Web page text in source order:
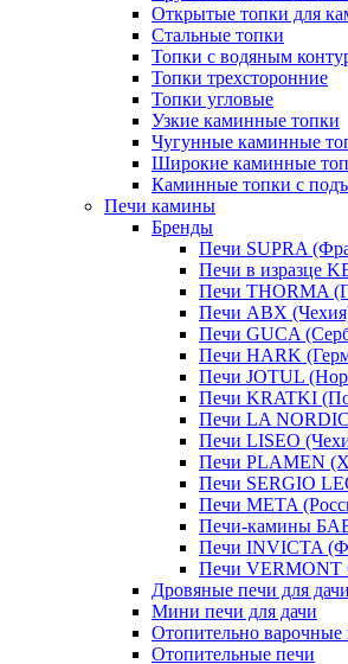
Открытые топки для
Стальные топки
Топки с водяным
Топки трехсторонние
Топки угловые
Узкие каминные топки
Чугунные каминные
Широкие каминные
Каминные топки с
Печи камины
Бренды
Печи SUPRA
Печи в изразце
Печи THORMA
Печи ABX
Печи GUCA
Печи HARK
Печи JOTUL
Печи KRATKI
Печи LA
Печи LISEO
Печи PLAMEN
Печи SERGIO
Печи META
Печи-камины
Печи INVICTA
Печи VERMONT
Дровяные печи для дачи
Мини печи для дачи
Отопительно варочные
Отопительные печи